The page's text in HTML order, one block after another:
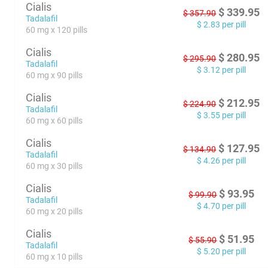
Cialis
Tadalafil
60 mg x 120 pills
$357.90 $ 339.95
$ 2.83 per pill
Cialis
Tadalafil
60 mg x 90 pills
$295.90 $ 280.95
$ 3.12 per pill
Cialis
Tadalafil
60 mg x 60 pills
$224.90 $ 212.95
$ 3.55 per pill
Cialis
Tadalafil
60 mg x 30 pills
$134.90 $ 127.95
$ 4.26 per pill
Cialis
Tadalafil
60 mg x 20 pills
$99.90 $ 93.95
$ 4.70 per pill
Cialis
Tadalafil
60 mg x 10 pills
$55.90 $ 51.95
$ 5.20 per pill